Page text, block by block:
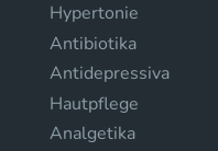
Hypertonie
Antibiotika
Antidepressiva
Hautpflege
Analgetika